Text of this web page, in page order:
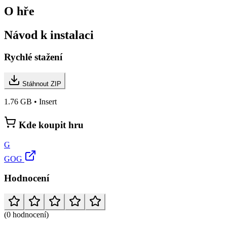
O hře
Návod k instalaci
Rychlé stažení
Stáhnout ZIP
1.76 GB • Insert
Kde koupit hru
G
GOG
Hodnocení
(0 hodnocení)